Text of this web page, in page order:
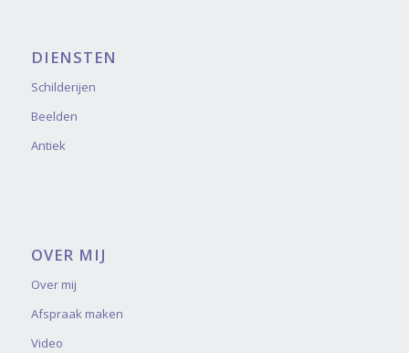
DIENSTEN
Schilderijen
Beelden
Antiek
OVER MIJ
Over mij
Afspraak maken
Video